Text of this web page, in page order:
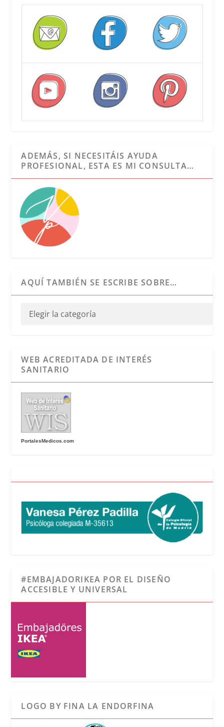
ADEMÁS, SI NECESITÁIS AYUDA
PROFESIONAL, ESTA ES MI CONSULTA…
AQUÍ TAMBIÉN SE ESCRIBE SOBRE…
WEB ACREDITADA DE INTERÉS
SANITARIO
PortalesMedicos.com
#EMBAJADORIKEA POR EL DISEÑO
ACCESIBLE Y UNIVERSAL
LOGO BY FINA LA ENDORFINA